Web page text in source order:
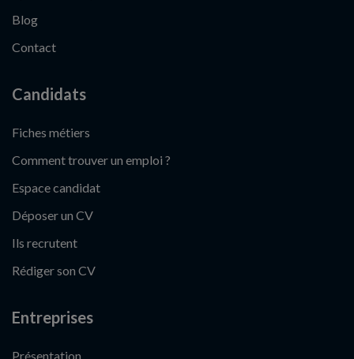
Blog
Contact
Candidats
Fiches métiers
Comment trouver un emploi ?
Espace candidat
Déposer un CV
Ils recrutent
Rédiger son CV
Entreprises
Présentation